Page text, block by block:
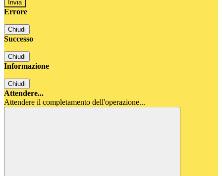
Errore
Chiudi
Successo
Chiudi
Informazione
Chiudi
Attendere...
Attendere il completamento dell'operazione...